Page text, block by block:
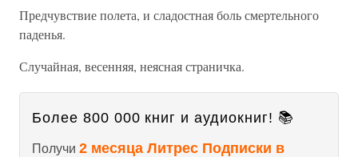
Предчувствие полета, и сладостная боль смертельного
паденья.
Случайная, весенняя, неясная страничка.
Более 800 000 книг и аудиокниг! 📚
Получи 2 месяца Литрес Подписки в